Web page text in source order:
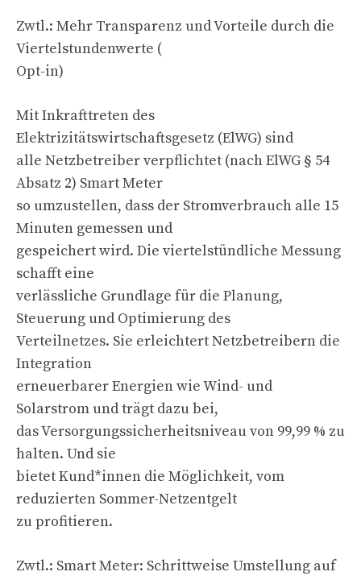
Zwtl.: Mehr Transparenz und Vorteile durch die
Viertelstundenwerte (
Opt-in)
Mit Inkrafttreten des
Elektrizitätswirtschaftsgesetz (ElWG) sind
alle Netzbetreiber verpflichtet (nach ElWG § 54
Absatz 2) Smart Meter
so umzustellen, dass der Stromverbrauch alle 15
Minuten gemessen und
gespeichert wird. Die viertelstündliche Messung
schafft eine
verlässliche Grundlage für die Planung,
Steuerung und Optimierung des
Verteilnetzes. Sie erleichtert Netzbetreibern die
Integration
erneuerbarer Energien wie Wind- und
Solarstrom und trägt dazu bei,
das Versorgungssicherheitsniveau von 99,99 % zu
halten. Und sie
bietet Kund*innen die Möglichkeit, vom
reduzierten Sommer-Netzentgelt
zu profitieren.
Zwtl.: Smart Meter: Schrittweise Umstellung auf